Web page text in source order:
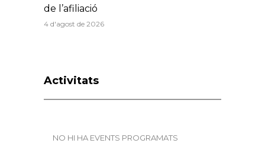
de l’afiliació
4 d'agost de 2026
Activitats
NO HI HA EVENTS PROGRAMATS